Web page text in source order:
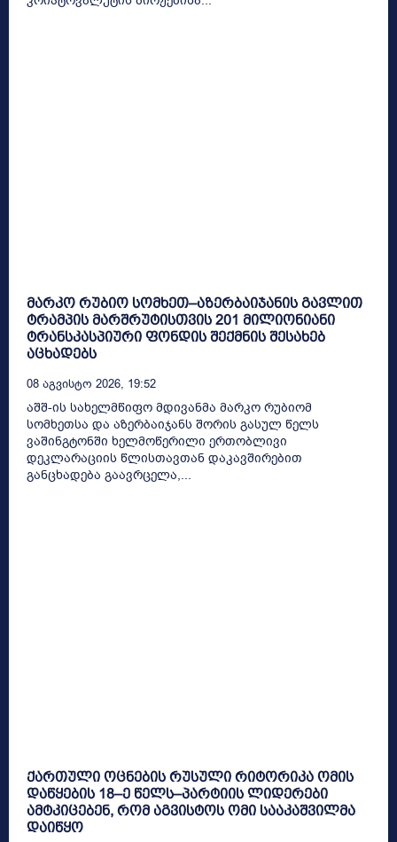
მარკო რუბიო სომხეთ–აზერბაიჯანის გავლით
ტრამპის მარშრუტისთვის 201 მილიონიანი
ტრანსკასპიური ფონდის შექმნის შესახებ
აცხადებს
08 Აგვისტო 2026, 19:52
აშშ-ის სახელმწიფო მდივანმა მარკო რუბიომ
სომხეთსა და აზერბაიჯანს შორის გასულ წელს
ვაშინგტონში ხელმოწერილი ერთობლივი
დეკლარაციის წლისთავთან დაკავშირებით
განცხადება გაავრცელა,...
ქართული ოცნების რუსული რიტორიკა ომის
დაწყების 18–ე წელს–პარტიის ლიდერები
ამტკიცებენ, რომ აგვისტოს ომი სააკაშვილმა
დაიწყო